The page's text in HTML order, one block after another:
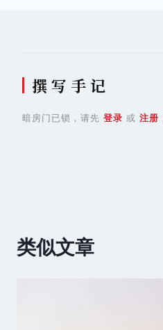
撰 写 手 记
暗房门已锁，请先 登录 或 注册
类似文章